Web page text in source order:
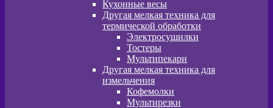
Кухонные весы
Другая мелкая техника для
термической обработки
Электросушилки
Тостеры
Мультипекари
Другая мелкая техника для
измельчения
Кофемолки
Мультирезки